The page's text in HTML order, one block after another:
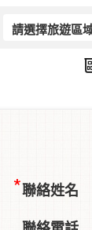
聯絡姓名